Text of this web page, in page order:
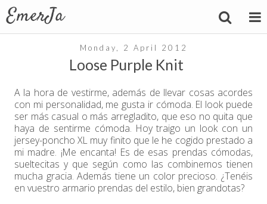
Monday, 2 April 2012
Loose Purple Knit
A la hora de vestirme, además de llevar cosas acordes
con mi personalidad, me gusta ir cómoda. El look puede
ser más casual o más arregladito, que eso no quita que
haya de sentirme cómoda. Hoy traigo un look con un
jersey-poncho XL muy finito que le he cogido prestado a
mi madre. ¡Me encanta! Es de esas prendas cómodas,
sueltecitas y que según como las combinemos tienen
mucha gracia. Además tiene un color precioso. ¿Tenéis
en vuestro armario prendas del estilo, bien grandotas?